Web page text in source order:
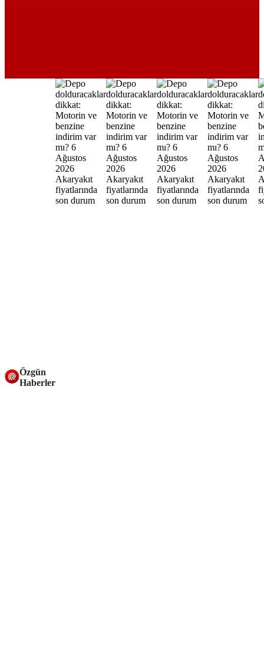
Özgün
Haberler